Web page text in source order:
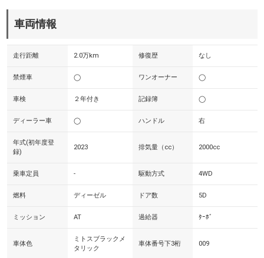
車両情報
走行距離 2.0万km 修復歴 なし
禁煙車 ◯ ワンオーナー ◯
車検 ２年付き 記録簿 ◯
ディーラー車 ◯ ハンドル 右
年式(初年度登
録)
2023 排気量（cc） 2000cc
乗車定員 - 駆動方式 4WD
燃料 ディーゼル ドア数 5D
ミッション AT 過給器 ﾀｰﾎﾞ
車体色
ミトスブラックメ
タリック
車体番号下3桁 009